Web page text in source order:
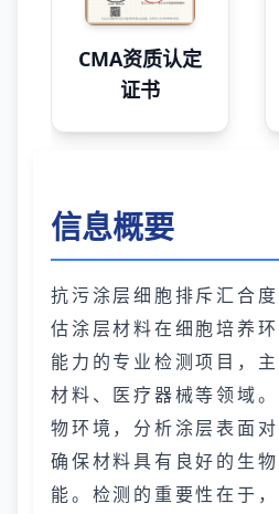
CMA资质认定
证书
信息概要
抗污涂层细胞排斥汇合
估涂层材料在细胞培养
能力的专业检测项目，
材料、医疗器械等领域
物环境，分析涂层表面对
确保材料具有良好的生
能。检测的重要性在于